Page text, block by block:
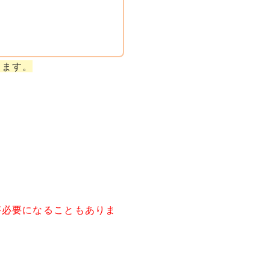
す。
要になることもありま